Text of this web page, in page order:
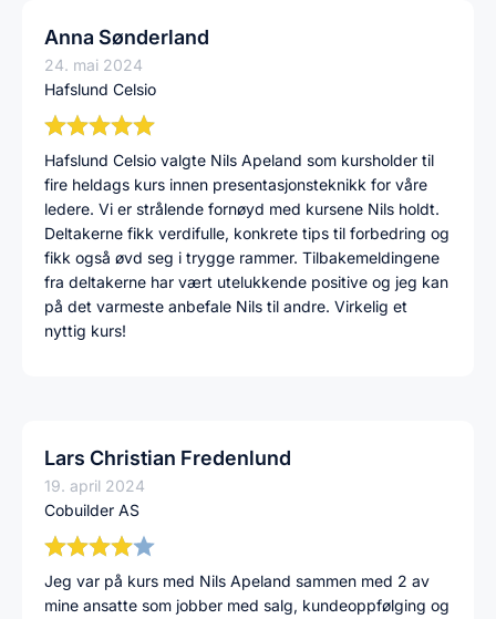
Anna Sønderland
24. mai 2024
Hafslund Celsio
Hafslund Celsio valgte Nils Apeland som kursholder til
fire heldags kurs innen presentasjonsteknikk for våre
ledere. Vi er strålende fornøyd med kursene Nils holdt.
Deltakerne fikk verdifulle, konkrete tips til forbedring og
fikk også øvd seg i trygge rammer. Tilbakemeldingene
fra deltakerne har vært utelukkende positive og jeg kan
på det varmeste anbefale Nils til andre. Virkelig et
nyttig kurs!
Lars Christian Fredenlund
19. april 2024
Cobuilder AS
Jeg var på kurs med Nils Apeland sammen med 2 av
mine ansatte som jobber med salg, kundeoppfølging og